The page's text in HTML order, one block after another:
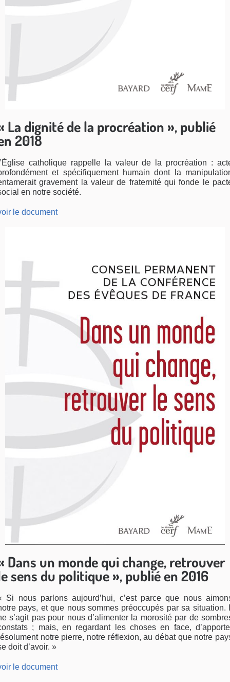
La dignité de la procréation », publié
2018
catholique rappelle la valeur de la procréation :
et spécifiquement humain dont la
gravement la valeur de fraternité qui fonde le
en notre société.
le document
Dans un monde qui change, retrouver
sens du politique », publié en 2016
Si nous parlons aujourd’hui, c’est parce que nous
pays, et que nous sommes préoccupés par sa situation.
s’agit pas pour nous d’alimenter la morosité par de
; mais, en regardant les choses en face,
notre pierre, notre réflexion, au débat que notre
doit d’avoir. »
le document